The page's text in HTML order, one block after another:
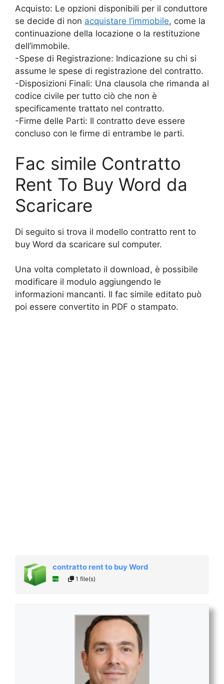
Acquisto: Le opzioni disponibili per il conduttore
se decide di non acquistare l’immobile, come la
continuazione della locazione o la restituzione
dell’immobile.
-Spese di Registrazione: Indicazione su chi si
assume le spese di registrazione del contratto.
-Disposizioni Finali: Una clausola che rimanda al
codice civile per tutto ciò che non è
specificamente trattato nel contratto.
-Firme delle Parti: Il contratto deve essere
concluso con le firme di entrambe le parti.
Fac simile Contratto
Rent To Buy Word da
Scaricare
Di seguito si trova il modello contratto rent to
buy Word da scaricare sul computer.
Una volta completato il download, è possibile
modificare il modulo aggiungendo le
informazioni mancanti. Il fac simile editato può
poi essere convertito in PDF o stampato.
contratto rent to buy Word
1 file(s)